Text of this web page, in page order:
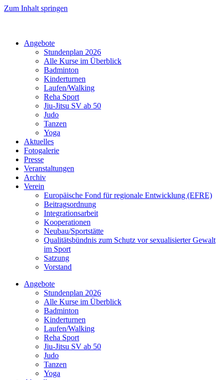
Zum Inhalt springen
Angebote
Stundenplan 2026
Alle Kurse im Überblick
Badminton
Kinderturnen
Laufen/Walking
Reha Sport
Jiu-Jitsu SV ab 50
Judo
Tanzen
Yoga
Aktuelles
Fotogalerie
Presse
Veranstaltungen
Archiv
Verein
Europäische Fond für regionale Entwicklung (EFRE)
Beitragsordnung
Integrationsarbeit
Kooperationen
Neubau/Sportstätte
Qualitätsbündnis zum Schutz vor sexualisierter Gewalt
im Sport
Satzung
Vorstand
Angebote
Stundenplan 2026
Alle Kurse im Überblick
Badminton
Kinderturnen
Laufen/Walking
Reha Sport
Jiu-Jitsu SV ab 50
Judo
Tanzen
Yoga